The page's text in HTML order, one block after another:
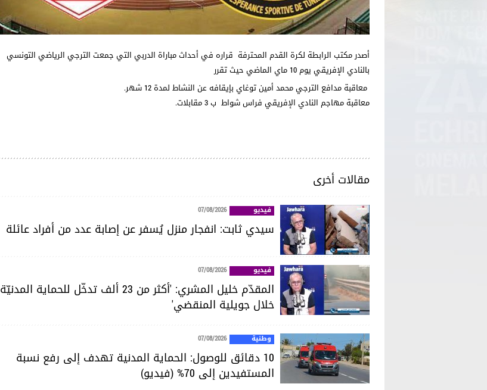
أصدر مكتب الرابطة لكرة القدم المحترفة قراره في أحداث مباراة الدربي التي جمعت الترجي الرياضي التونسي
بالنادي الإفريقي يوم 10 ماي الماضي حيث تقرر
معاقبة مدافع الترجي محمد أمين توغاي بإيقافه عن النشاط لمدة 12 شهر.
معاقبة مهاجم النادي الإفريقي فراس شواط ب 3 مقابلات.
مقالات أخرى
فيديو 07/08/2026
سيدي ثابت: انفجار منزل يُسفر عن إصابة عدد من أفراد عائلة
فيديو 07/08/2026
المقدّم خليل المشري: 'أكثر من 23 ألف تدخّل للحماية المدنيّة
خلال جويلية المنقضي'
وطنية 07/08/2026
10 دقائق للوصول: الحماية المدنية تهدف إلى رفع نسبة
المستفيدين إلى 70% (فيديو)